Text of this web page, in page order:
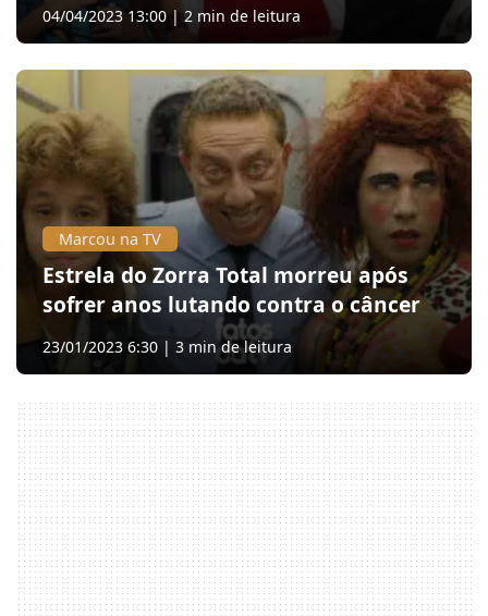
04/04/2023 13:00 | 2 min de leitura
Marcou na TV
Estrela do Zorra Total morreu após
sofrer anos lutando contra o câncer
23/01/2023 6:30 | 3 min de leitura